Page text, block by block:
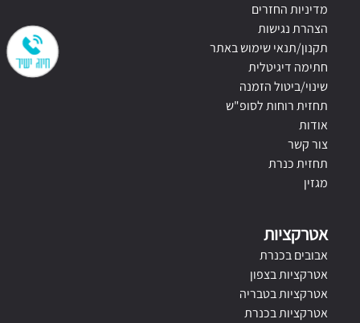
מדיניות החזרים
הצהרת נגישות
תקנון/תנאי שימוש באתר
חתימה דיגיטלית
שינוי/ביטול הזמנה
תחזית רוחות לסופ"ש
אודות
צור קשר
תחזית כנרת
מגזין
אטרקציות
אבובים בכנרת
אטרקציות בצפון
אטרקציות בטבריה
אטרקציות בכנרת